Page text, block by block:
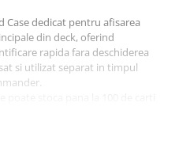
Case dedicat pentru afisarea
din deck, oferind
rapida fara deschiderea
si utilizat separat in timpul
Inner Sleeves sau 100 de carti
loc suplimentar pentru token-